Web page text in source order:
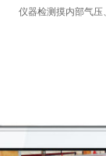
仪器检测摸内部气压